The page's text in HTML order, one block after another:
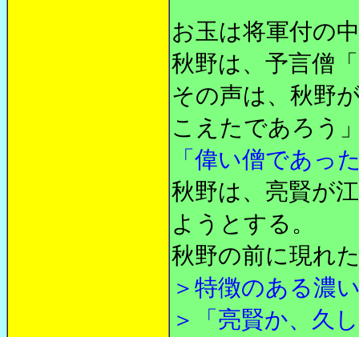
お玉は将軍付の
秋野は、予言僧
その声は、秋野
こえたであろう
「偉い僧であっ
秋野は、亮賢が
ようとする。
秋野の前に現れ
＞特徴のある濃
＞「亮賢か、久